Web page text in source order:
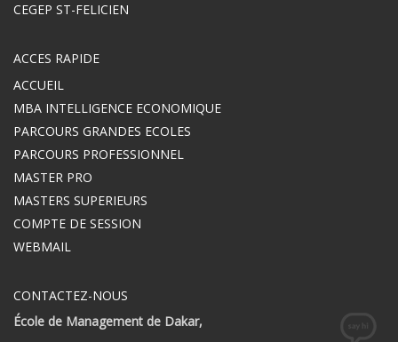
CEGEP ST-FELICIEN
ACCES RAPIDE
ACCUEIL
MBA INTELLIGENCE ECONOMIQUE
PARCOURS GRANDES ECOLES
PARCOURS PROFESSIONNEL
MASTER PRO
MASTERS SUPERIEURS
COMPTE DE SESSION
WEBMAIL
CONTACTEZ-NOUS
École de Management de Dakar,